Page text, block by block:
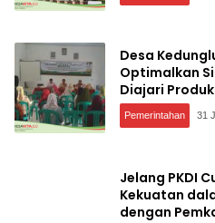
Desa
Optimalkan
Diajari
Pemerintahan 31
Jelang PKDI
Kekuatan
dengan